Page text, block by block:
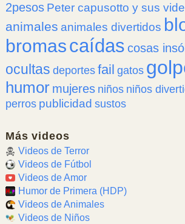
2pesos Peter capusotto y sus
animales animales divertidos
bromascaídas cosas
ocultas deportes fail gatos
humor mujeres niños niños
perros publicidad sustos
Más videos
Videos de Terror
Videos de Fútbol
Videos de Amor
Humor de Primera (HDP)
Videos de Animales
Videos de Niños